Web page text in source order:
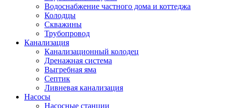
Водоснабжение частного дома и коттеджа
Колодцы
Скважины
Трубопровод
Канализация
Канализационный колодец
Дренажная система
Выгребная яма
Септик
Ливневая канализация
Насосы
Насосные станции